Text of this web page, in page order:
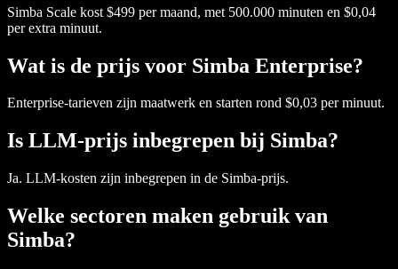
Simba Scale kost $499 per maand, met 500.000 minuten en $0,04
per extra minuut.
Wat is de prijs voor Simba Enterprise?
Enterprise-tarieven zijn maatwerk en starten rond $0,03 per minuut.
Is LLM-prijs inbegrepen bij Simba?
Ja. LLM-kosten zijn inbegrepen in de Simba-prijs.
Welke sectoren maken gebruik van
Simba?